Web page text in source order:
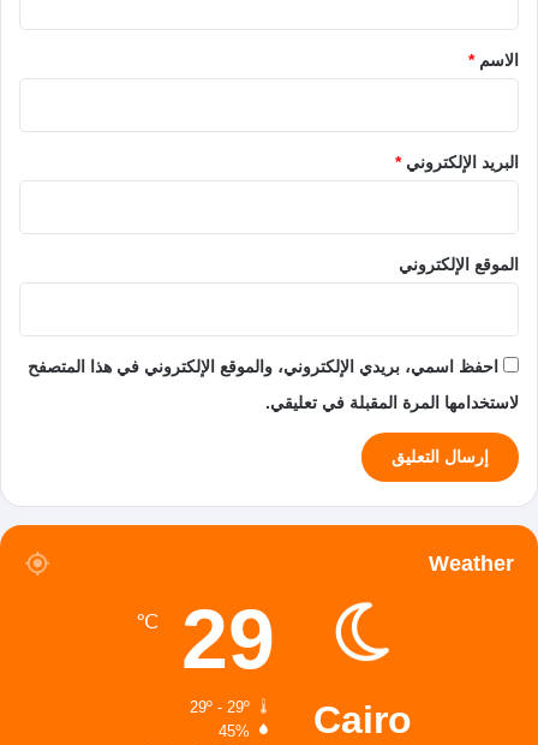
*الاسم*
البريد الإلكتروني*
الموقع الإلكتروني
احفظ اسمي، بريدي الإلكتروني، والموقع الإلكتروني في هذا المتصفح
لاستخدامها المرة المقبلة في تعليقي.
Weather
Cairo
29
℃
29º - 29º
45%